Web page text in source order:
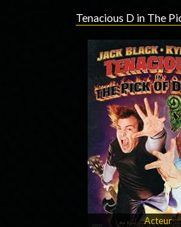
Tenacious D in The
Acteur